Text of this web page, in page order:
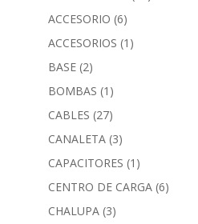
ACCESORIO (6)
ACCESORIOS (1)
BASE (2)
BOMBAS (1)
CABLES (27)
CANALETA (3)
CAPACITORES (1)
CENTRO DE CARGA (6)
CHALUPA (3)